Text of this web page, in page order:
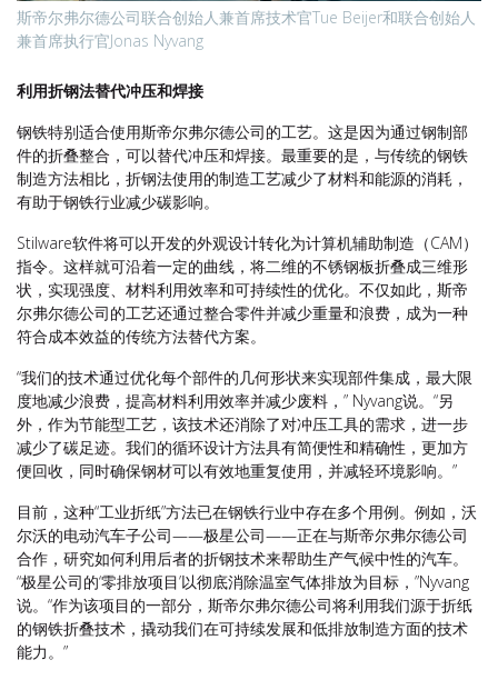
斯帝尔弗尔德公司联合创始人兼首席技术官Tue Beijer和联合创始人
兼首席执行官Jonas Nyvang
利用折钢法替代冲压和焊接
钢铁特别适合使用斯帝尔弗尔德公司的工艺。这是因为通过钢制部
件的折叠整合，可以替代冲压和焊接。最重要的是，与传统的钢铁
制造方法相比，折钢法使用的制造工艺减少了材料和能源的消耗，
有助于钢铁行业减少碳影响。
Stilware软件将可以开发的外观设计转化为计算机辅助制造（CAM）
指令。这样就可沿着一定的曲线，将二维的不锈钢板折叠成三维形
状，实现强度、材料利用效率和可持续性的优化。不仅如此，斯帝
尔弗尔德公司的工艺还通过整合零件并减少重量和浪费，成为一种
符合成本效益的传统方法替代方案。
“我们的技术通过优化每个部件的几何形状来实现部件集成，最大限
度地减少浪费，提高材料利用效率并减少废料，” Nyvang说。“另
外，作为节能型工艺，该技术还消除了对冲压工具的需求，进一步
减少了碳足迹。我们的循环设计方法具有简便性和精确性，更加方
便回收，同时确保钢材可以有效地重复使用，并减轻环境影响。”
目前，这种“工业折纸”方法已在钢铁行业中存在多个用例。例如，沃
尔沃的电动汽车子公司——极星公司——正在与斯帝尔弗尔德公司
合作，研究如何利用后者的折钢技术来帮助生产气候中性的汽车。
“极星公司的‘零排放项目’以彻底消除温室气体排放为目标，”Nyvang
说。“作为该项目的一部分，斯帝尔弗尔德公司将利用我们源于折纸
的钢铁折叠技术，撬动我们在可持续发展和低排放制造方面的技术
能力。”